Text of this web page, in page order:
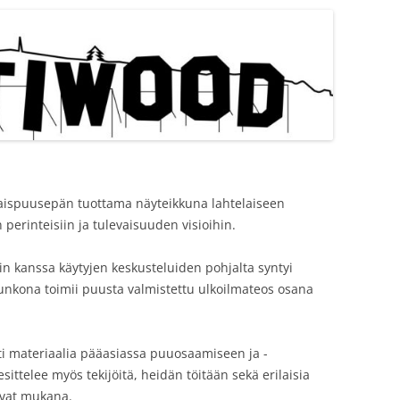
tuottama näyteikkuna lahtelaiseen
perinteisiin ja tulevaisuuden visioihin.
kanssa käytyjen keskusteluiden pohjalta syntyi
toimii puusta valmistettu ulkoilmateos osana
pääasiassa puuosaamiseen ja -
myös tekijöitä, heidän töitään sekä erilaisia
mukana.